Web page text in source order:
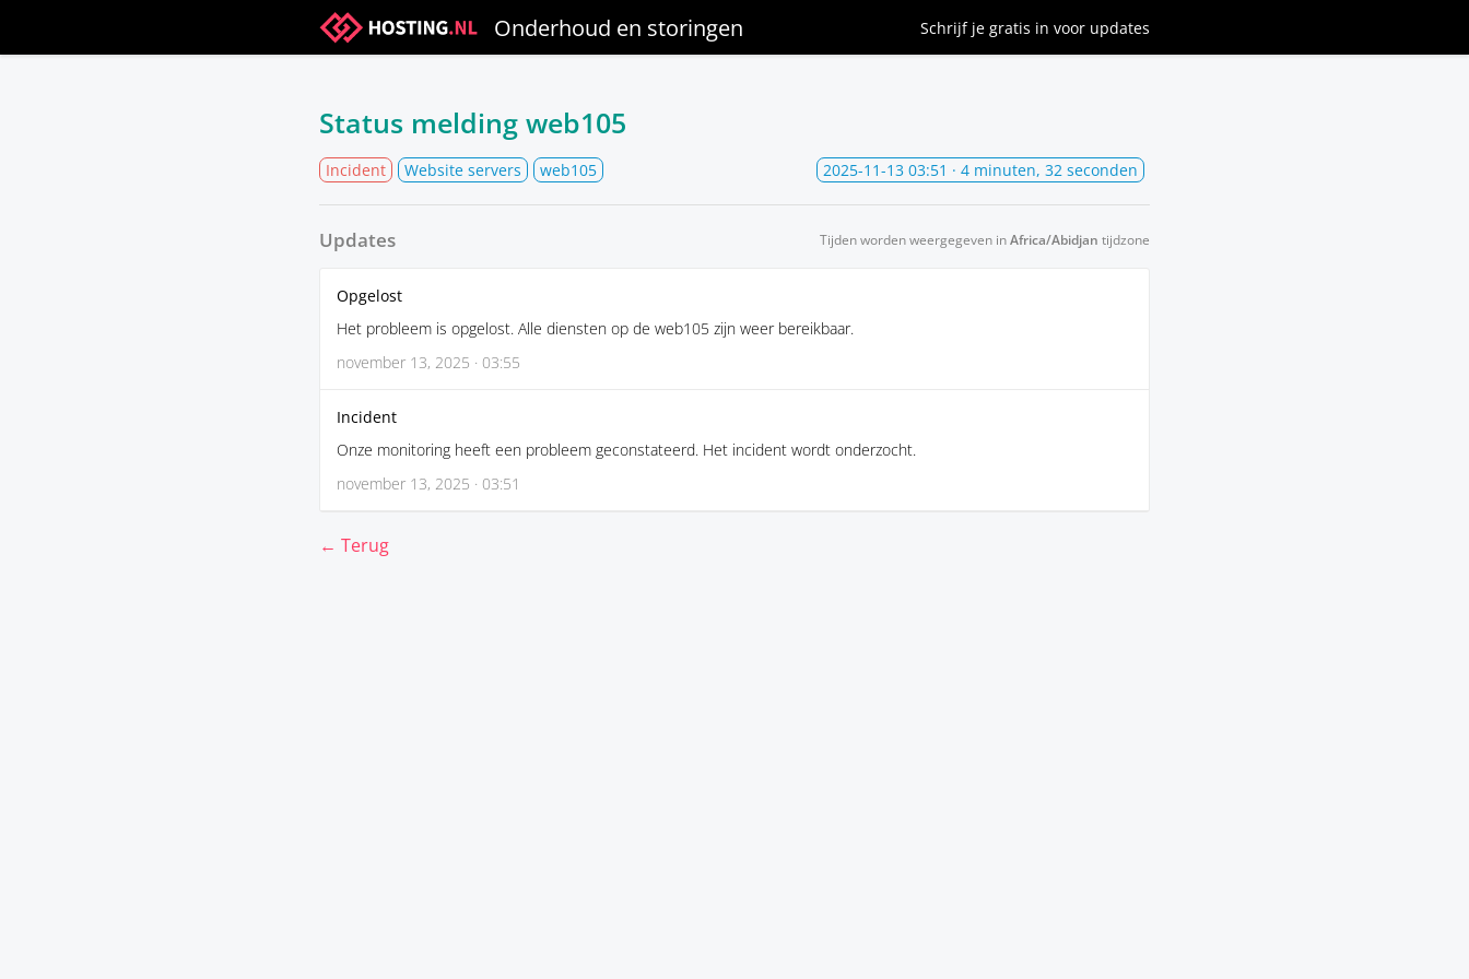
Onderhoud en storingen Schrijf je gratis in voor updates
Status melding web105
Incident Website servers web105 2025-11-13 03:51 · 4 minuten, 32 seconden
Updates Tijden worden weergegeven inAfrica/Abidjan tijdzone
Opgelost
Het probleem is opgelost. Alle diensten op de web105 zijn weer bereikbaar.
november 13, 2025 · 03:55
Incident
Onze monitoring heeft een probleem geconstateerd. Het incident wordt onderzocht.
november 13, 2025 · 03:51
← Terug